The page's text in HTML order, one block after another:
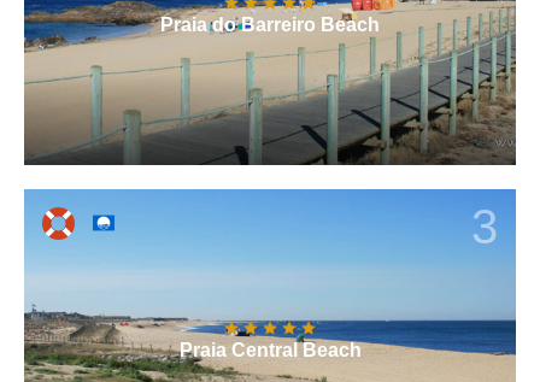
Praia do Barreiro Beach
3
Praia Central Beach